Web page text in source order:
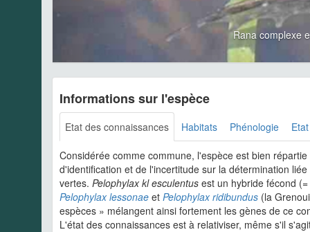
Rana complexe
Informations sur l'espèce
Etat des connaissances Habitats Phénologie
Considérée comme commune, l'espèce est bien
d'identification et de l'incertitude sur la détermination
vertes. Pelophylax kl esculentus est un hybride fécond
Pelophylax lessonae et Pelophylax ridibundus (la
espèces » mélangent ainsi fortement les gènes de ce
L'état des connaissances est à relativiser, même s'il